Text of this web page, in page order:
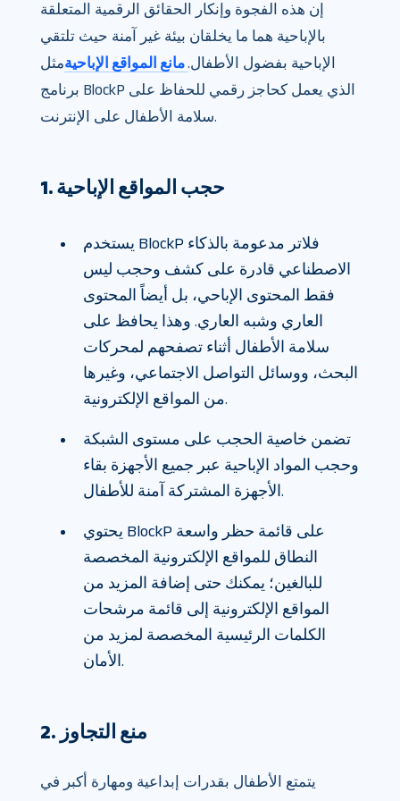
إن هذه الفجوة وإنكار الحقائق الرقمية المتعلقة
بالإباحية هما ما يخلقان بيئة غير آمنة حيث تلتقي
الإباحية بفضول الأطفال.مانع المواقع الإباحيةمثل
برنامج BlockP الذي يعمل كحاجز رقمي للحفاظ على
سلامة الأطفال على الإنترنت.
1. حجب المواقع الإباحية
يستخدم BlockP فلاتر مدعومة بالذكاء
الاصطناعي قادرة على كشف وحجب ليس
فقط المحتوى الإباحي، بل أيضاً المحتوى
العاري وشبه العاري. وهذا يحافظ على
سلامة الأطفال أثناء تصفحهم لمحركات
البحث، ووسائل التواصل الاجتماعي، وغيرها
من المواقع الإلكترونية.
تضمن خاصية الحجب على مستوى الشبكة
وحجب المواد الإباحية عبر جميع الأجهزة بقاء
الأجهزة المشتركة آمنة للأطفال.
يحتوي BlockP على قائمة حظر واسعة
النطاق للمواقع الإلكترونية المخصصة
للبالغين؛ يمكنك حتى إضافة المزيد من
المواقع الإلكترونية إلى قائمة مرشحات
الكلمات الرئيسية المخصصة لمزيد من
الأمان.
2. منع التجاوز
يتمتع الأطفال بقدرات إبداعية ومهارة أكبر في